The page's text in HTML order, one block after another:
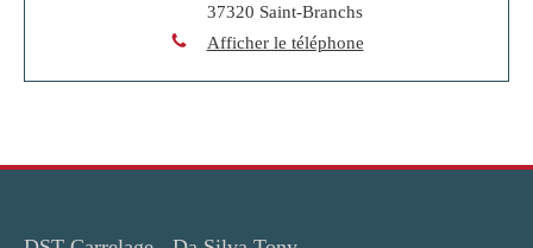
37320 Saint-Branchs
Afficher le téléphone